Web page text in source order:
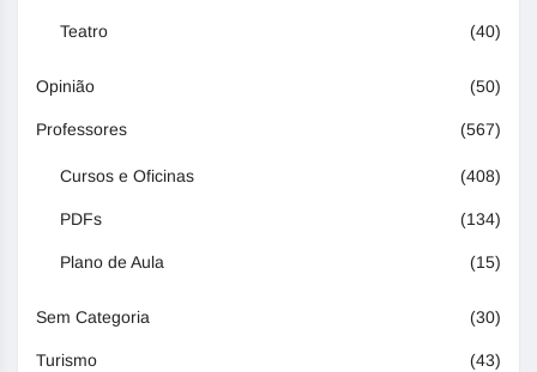
Teatro (40)
Opinião (50)
Professores (567)
Cursos e Oficinas (408)
PDFs (134)
Plano de Aula (15)
Sem Categoria (30)
Turismo (43)